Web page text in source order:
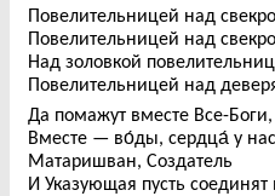
Повелительницей над
Повелительницей над
Над золовкой
Повелительницей над
Да помажут вместе Все-Боги,
Вместе — во́ды, сердца́ у
Матаришван, Создатель
И Указующая пусть соединят